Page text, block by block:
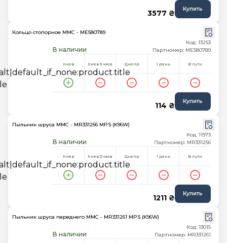
3577 ₴ Купить
Кольцо стопорное MMC - ME580789
В наличии
Код: 13253
Партномер: ME580789
Киев Киев 3 часа Днепр 1 день В пути
114 ₴ Купить
Пыльник шруса MMC - MR331256 MPS (K96W)
В наличии
Код: 11973
Партномер: MR331256
Киев Киев 3 часа Днепр 1 день В пути
1211 ₴ Купить
Пыльник шруса переднего MMC - MR331261 MPS (K96W)
В наличии
Код: 13015
Партномер: MR331261